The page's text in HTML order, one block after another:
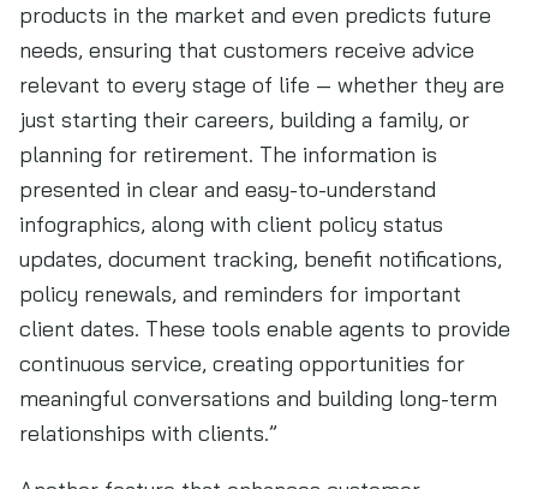
products in the market and even predicts future
needs, ensuring that customers receive advice
relevant to every stage of life — whether they are
just starting their careers, building a family, or
planning for retirement. The information is
presented in clear and easy-to-understand
infographics, along with client policy status
updates, document tracking, benefit notifications,
policy renewals, and reminders for important
client dates. These tools enable agents to provide
continuous service, creating opportunities for
meaningful conversations and building long-term
relationships with clients.”